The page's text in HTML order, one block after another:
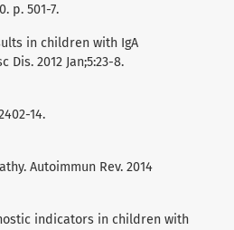
p. 501-7.
in children with IgA
2012 Jan;5:23-8.
14.
Autoimmun Rev. 2014
indicators in children with